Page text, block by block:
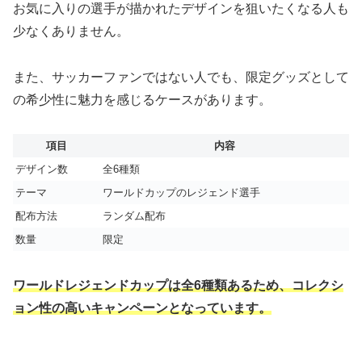
お気に入りの選手が描かれたデザインを狙いたくなる人も
少なくありません。
また、サッカーファンではない人でも、限定グッズとして
の希少性に魅力を感じるケースがあります。
項目
内容
デザイン数
全6種類
テーマ
ワールドカップのレジェンド選手
配布方法
ランダム配布
数量
限定
ワールドレジェンドカップは全6種類あるため、コレクシ
ョン性の高いキャンペーンとなっています。